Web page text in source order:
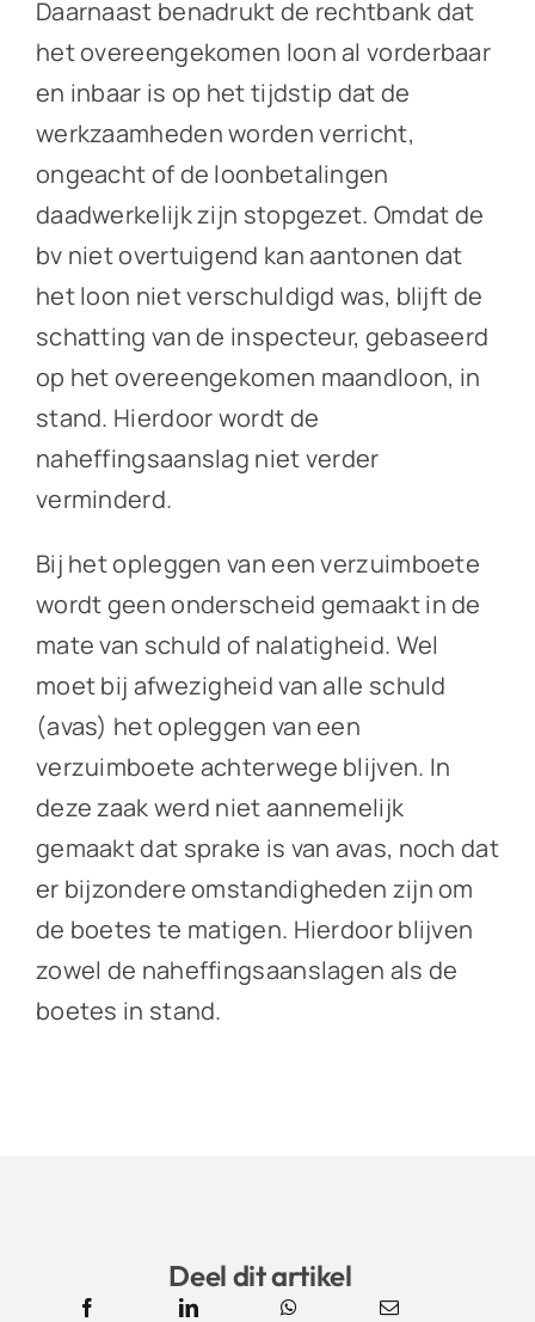
Daarnaast benadrukt de rechtbank dat
het overeengekomen loon al vorderbaar
en inbaar is op het tijdstip dat de
werkzaamheden worden verricht,
ongeacht of de loonbetalingen
daadwerkelijk zijn stopgezet. Omdat de
bv niet overtuigend kan aantonen dat
het loon niet verschuldigd was, blijft de
schatting van de inspecteur, gebaseerd
op het overeengekomen maandloon, in
stand. Hierdoor wordt de
naheffingsaanslag niet verder
verminderd.
Bij het opleggen van een verzuimboete
wordt geen onderscheid gemaakt in de
mate van schuld of nalatigheid. Wel
moet bij afwezigheid van alle schuld
(avas) het opleggen van een
verzuimboete achterwege blijven. In
deze zaak werd niet aannemelijk
gemaakt dat sprake is van avas, noch dat
er bijzondere omstandigheden zijn om
de boetes te matigen. Hierdoor blijven
zowel de naheffingsaanslagen als de
boetes in stand.
Deel dit artikel